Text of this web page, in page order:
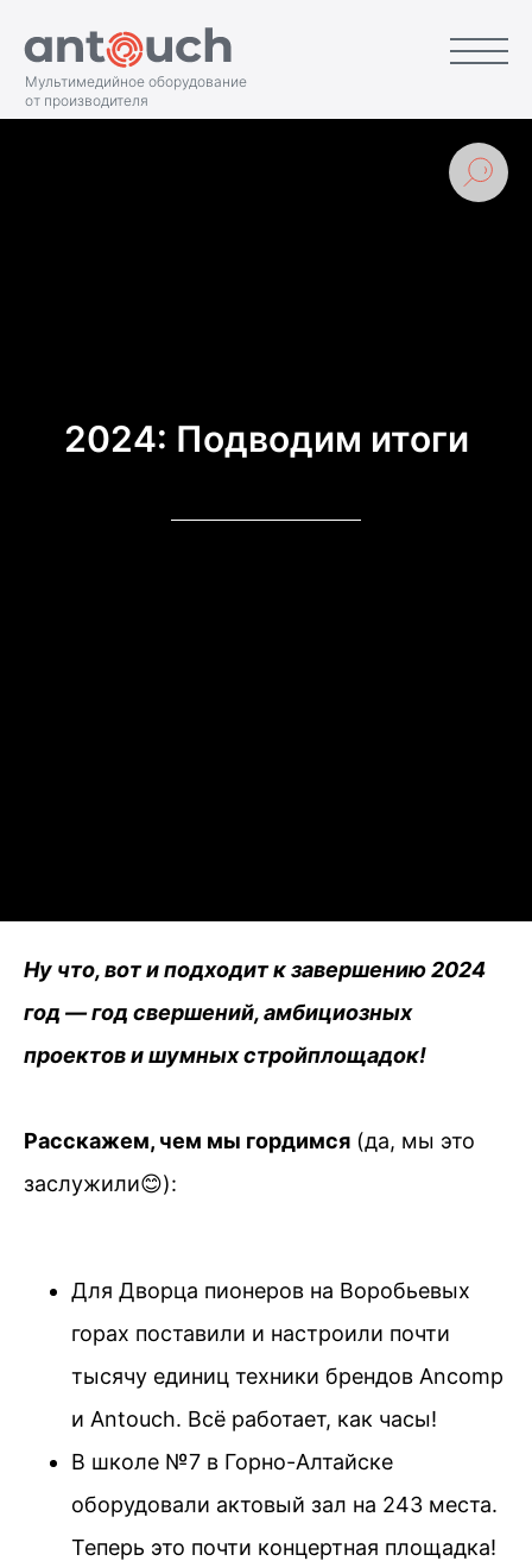
Мультимедийное оборудование
от производителя
2024: Подводим итоги
Ну что, вот и подходит к завершению 2024
год — год свершений, амбициозных
проектов и шумных стройплощадок!
Расскажем, чем мы гордимся (да, мы это
заслужили😊):
Для Дворца пионеров на Воробьевых
горах поставили и настроили почти
тысячу единиц техники брендов Ancomp
и Antouch. Всё работает, как часы!
В школе №7 в Горно-Алтайске
оборудовали актовый зал на 243 места.
Теперь это почти концертная площадка!